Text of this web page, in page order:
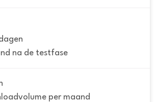
na de testfase
per maand